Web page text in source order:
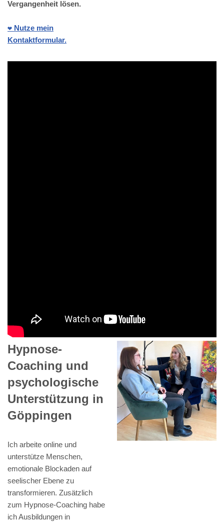
Vergangenheit lösen.
❤️ Nutze mein
Kontaktformular.
Hypnose-
Coaching und
psychologische
Unterstützung in
Göppingen
Ich arbeite online und
unterstütze Menschen,
emotionale Blockaden auf
seelischer Ebene zu
transformieren. Zusätzlich
zum Hypnose-Coaching habe
ich Ausbildungen in